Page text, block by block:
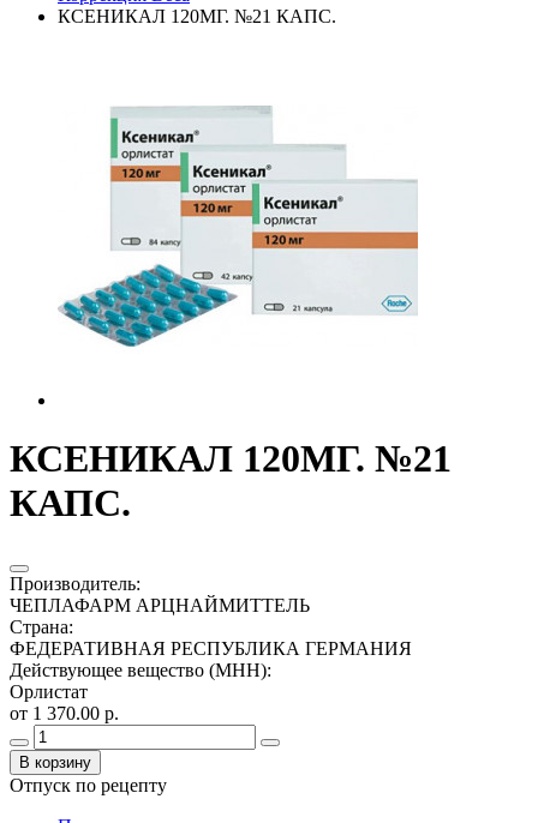
КСЕНИКАЛ 120МГ. №21 КАПС.
КСЕНИКАЛ 120МГ. №21
КАПС.
Производитель:
ЧЕПЛАФАРМ АРЦНАЙМИТТЕЛЬ
Страна:
ФЕДЕРАТИВНАЯ РЕСПУБЛИКА ГЕРМАНИЯ
Действующее вещество (МНН):
Орлистат
от 1 370.00 р.
В корзину
Отпуск по рецепту